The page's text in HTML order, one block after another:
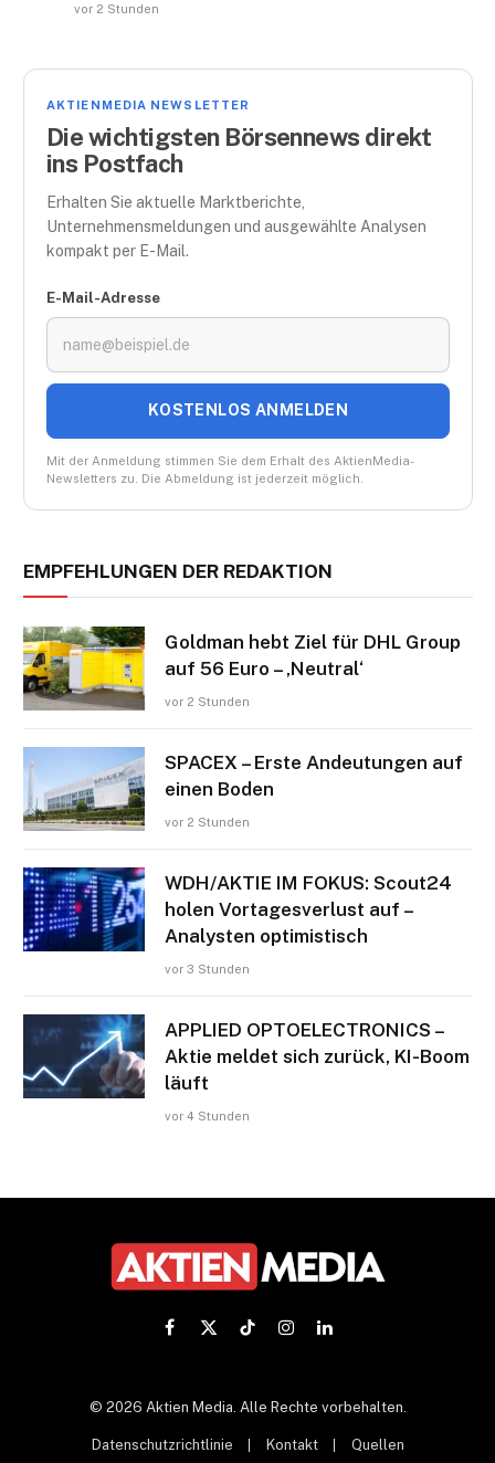
vor 2 Stunden
AKTIENMEDIA NEWSLETTER
Die wichtigsten Börsennews direkt
ins Postfach
Erhalten Sie aktuelle Marktberichte,
Unternehmensmeldungen und ausgewählte Analysen
kompakt per E-Mail.
E-Mail-Adresse
KOSTENLOS ANMELDEN
Mit der Anmeldung stimmen Sie dem Erhalt des AktienMedia-
Newsletters zu. Die Abmeldung ist jederzeit möglich.
EMPFEHLUNGEN DER REDAKTION
Goldman hebt Ziel für DHL Group
auf 56 Euro – ‚Neutral‘
vor 2 Stunden
SPACEX – Erste Andeutungen auf
einen Boden
vor 2 Stunden
WDH/AKTIE IM FOKUS: Scout24
holen Vortagesverlust auf –
Analysten optimistisch
vor 3 Stunden
APPLIED OPTOELECTRONICS –
Aktie meldet sich zurück, KI-Boom
läuft
vor 4 Stunden
Facebook
X
TikTokInstagramLinkedIn
© 2026 Aktien Media. Alle Rechte vorbehalten.
Datenschutzrichtlinie Kontakt Quellen